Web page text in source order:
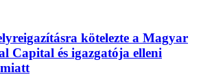
kötelezte a Magyar
Capital és igazgatója elleni